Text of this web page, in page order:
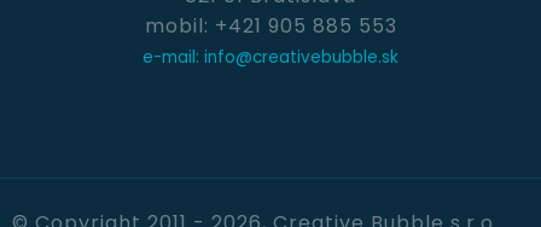
mobil: +421 905 885 553
e-mail: info@creativebubble.sk